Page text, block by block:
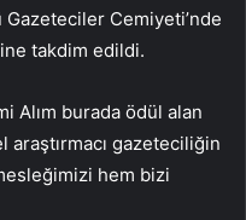
Gazeteciler Cemiyeti’nde
takdim edildi.
Alım burada ödül alan
gazeteciliğin
hem bizi